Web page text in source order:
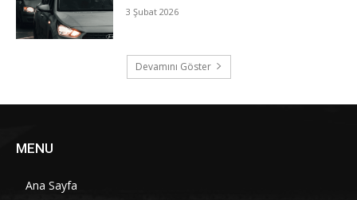
3 Şubat 2026
Devamını Göster
MENU
Ana Sayfa